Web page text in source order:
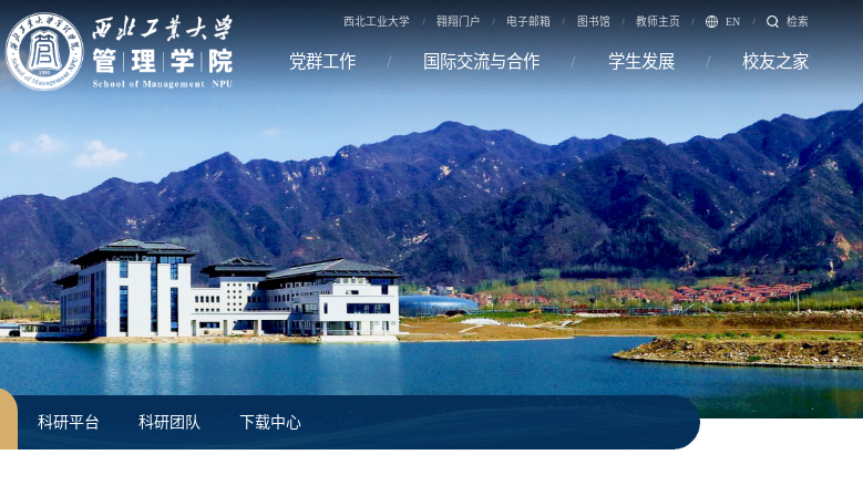
西北工业大学 翱翔门户 电子邮箱 图书馆 教师主页 EN 检索
党群工作 国际交流与合作 学生发展 校友之家
科研平台 科研团队 下载中心